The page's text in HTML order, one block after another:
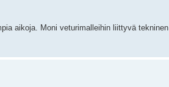
aikoja. Moni veturimalleihin liittyvä tekninen